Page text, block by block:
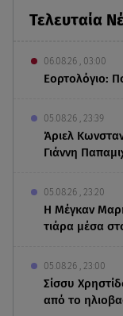
Τελευταία
06.08.26 , 03:00
Εορτολόγιο:
05.08.26 , 23:39
Άριελ
Γιάννη
05.08.26 , 23:20
Η Μέγκαν
τιάρα μέσα
05.08.26 , 23:00
Σίσσυ
από το